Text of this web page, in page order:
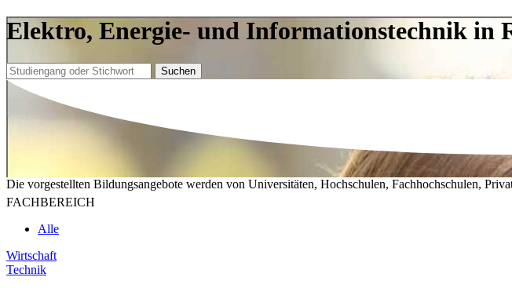
Elektro, Energie- und Informationstechnik in
Suchen
Die vorgestellten Bildungsangebote werden von Universitäten, Hochschulen, Fachhochschulen,
FACHBEREICH
Alle
Wirtschaft
Technik